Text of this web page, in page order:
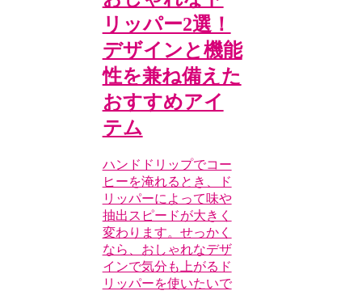
リッパー2選！
デザインと機能
性を兼ね備えた
おすすめアイ
テム
ハンドドリップでコー
ヒーを淹れるとき、ド
リッパーによって味や
抽出スピードが大きく
変わります。せっかく
なら、おしゃれなデザ
インで気分も上がるド
リッパーを使いたいで